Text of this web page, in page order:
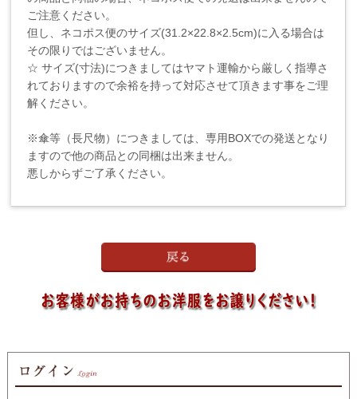
ご注意ください。
但し、ネコポス便のサイズ(31.2×22.8×2.5cm)に入る場合は
その限りではございません。
☆ サイズ(寸法)につきましてはヤマト運輸から厳しく指導さ
れておりますので余裕を持って対応させて頂きます事をご理
解ください。
※傘等（長尺物）につきましては、専用BOXでの発送となり
ますので他の商品との同梱は出来ません。
悪しからずご了承ください。